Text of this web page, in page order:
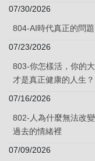
07/30/2026
804-AI時代真正的問
07/23/2026
803-你怎樣活，你的
才是真正健康的人生？
07/16/2026
802-人為什麼無法改
過去的情緒裡
07/09/2026